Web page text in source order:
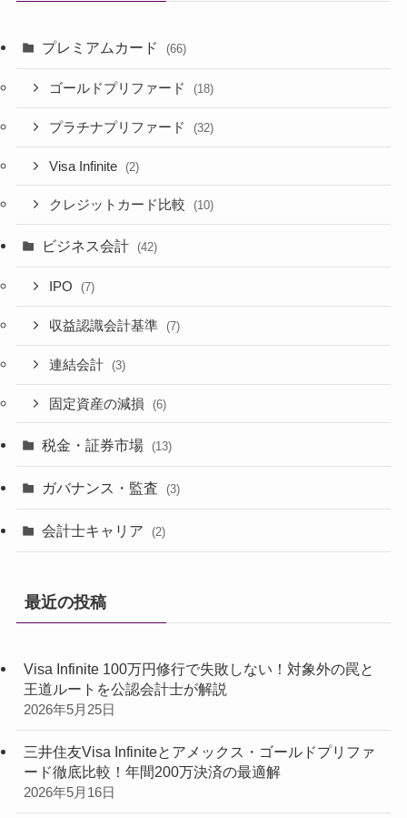
プレミアムカード (66)
ゴールドプリファード (18)
プラチナプリファード (32)
Visa Infinite (2)
クレジットカード比較 (10)
ビジネス会計 (42)
IPO (7)
収益認識会計基準 (7)
連結会計 (3)
固定資産の減損 (6)
税金・証券市場 (13)
ガバナンス・監査 (3)
会計士キャリア (2)
最近の投稿
Visa Infinite 100万円修行で失敗しない！対象外の罠と
王道ルートを公認会計士が解説
2026年5月25日
三井住友Visa Infiniteとアメックス・ゴールドプリファ
ード徹底比較！年間200万決済の最適解
2026年5月16日